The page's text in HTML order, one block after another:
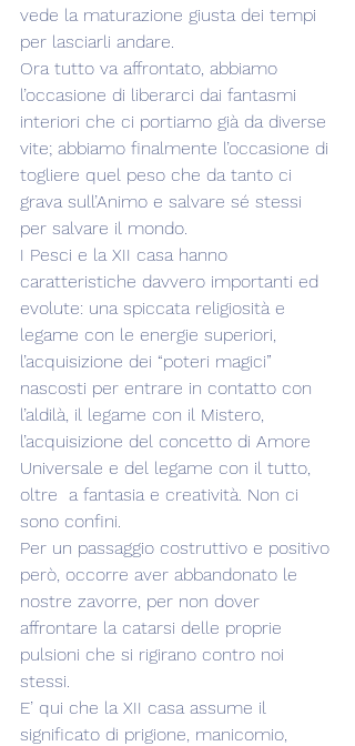
vede la maturazione giusta dei tempi
per lasciarli andare.
Ora tutto va affrontato, abbiamo
l’occasione di liberarci dai fantasmi
interiori che ci portiamo già da diverse
vite; abbiamo finalmente l’occasione di
togliere quel peso che da tanto ci
grava sull’Animo e salvare sé stessi
per salvare il mondo.
I Pesci e la XII casa hanno
caratteristiche davvero importanti ed
evolute: una spiccata religiosità e
legame con le energie superiori,
l’acquisizione dei “poteri magici”
nascosti per entrare in contatto con
l’aldilà, il legame con il Mistero,
l’acquisizione del concetto di Amore
Universale e del legame con il tutto,
oltre  a fantasia e creatività. Non ci
sono confini.
Per un passaggio costruttivo e positivo
però, occorre aver abbandonato le
nostre zavorre, per non dover
affrontare la catarsi delle proprie
pulsioni che si rigirano contro noi
stessi.
E’ qui che la XII casa assume il
significato di prigione, manicomio,